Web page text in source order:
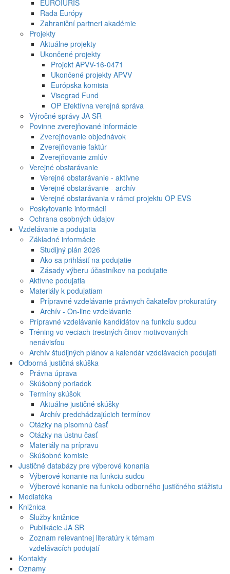
EUROIURIS
Rada Európy
Zahraniční partneri akadémie
Projekty
Aktuálne projekty
Ukončené projekty
Projekt APVV-16-0471
Ukončené projekty APVV
Európska komisia
Visegrad Fund
OP Efektívna verejná správa
Výročné správy JA SR
Povinne zverejňované informácie
Zverejňovanie objednávok
Zverejňovanie faktúr
Zverejňovanie zmlúv
Verejné obstarávanie
Verejné obstarávanie - aktívne
Verejné obstarávanie - archív
Verejné obstarávania v rámci projektu OP EVS
Poskytovanie informácií
Ochrana osobných údajov
Vzdelávanie a podujatia
Základné informácie
Študijný plán 2026
Ako sa prihlásiť na podujatie
Zásady výberu účastníkov na podujatie
Aktívne podujatia
Materiály k podujatiam
Prípravné vzdelávanie právnych čakateľov prokuratúry
Archív - On-line vzdelávanie
Prípravné vzdelávanie kandidátov na funkciu sudcu
Tréning vo veciach trestných činov motivovaných
nenávisťou
Archív študijných plánov a kalendár vzdelávacích podujatí
Odborná justičná skúška
Právna úprava
Skúšobný poriadok
Termíny skúšok
Aktuálne justičné skúšky
Archív predchádzajúcich termínov
Otázky na písomnú časť
Otázky na ústnu časť
Materiály na prípravu
Skúšobné komisie
Justičné databázy pre výberové konania
Výberové konanie na funkciu sudcu
Výberové konanie na funkciu odborného justičného stážistu
Mediatéka
Knižnica
Služby knižnice
Publikácie JA SR
Zoznam relevantnej literatúry k témam
vzdelávacích podujatí
Kontakty
Oznamy